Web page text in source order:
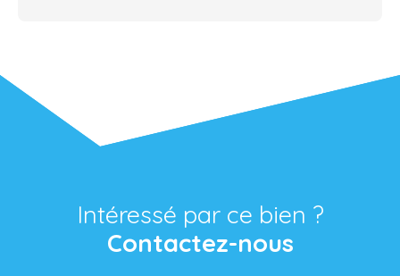
Intéressé par ce bien ?
Contactez-nous